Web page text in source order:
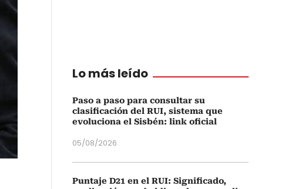
Lo más leído
Paso a paso para consultar su
clasificación del RUI, sistema que
evoluciona el Sisbén: link oficial
05/08/2026
Puntaje D21 en el RUI: Significado,